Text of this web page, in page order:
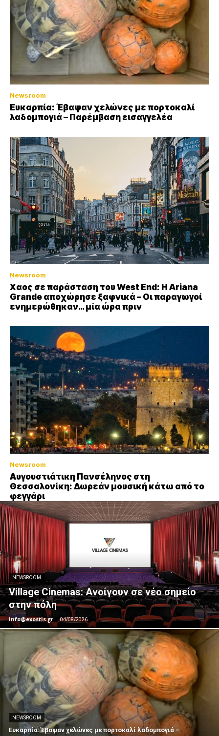
Newsroom
Ευκαρπία: Έβαψαν χελώνες με πορτοκαλί
λαδομπογιά – Παρέμβαση εισαγγελέα
Newsroom
Xαος σε παράσταση του West End: Η Αriana
Grande αποχώρησε ξαφνικά – Οι παραγωγοί
ενημερώθηκαν… μία ώρα πριν
Newsroom
Αυγουστιάτικη Πανσέληνος στη
Θεσσαλονίκη: Δωρεάν μουσική κάτω από το
φεγγάρι
NEWSROOM
Village Cinemas: Ανοίγουν σε νέο σημείο
στην πόλη
info@exostis.gr - 04/08/2026
NEWSROOM
Ευκαρπία: Έβαψαν χελώνες με πορτοκαλί λαδομπογιά –